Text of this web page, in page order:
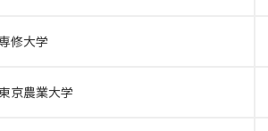
修大学
京農業大学